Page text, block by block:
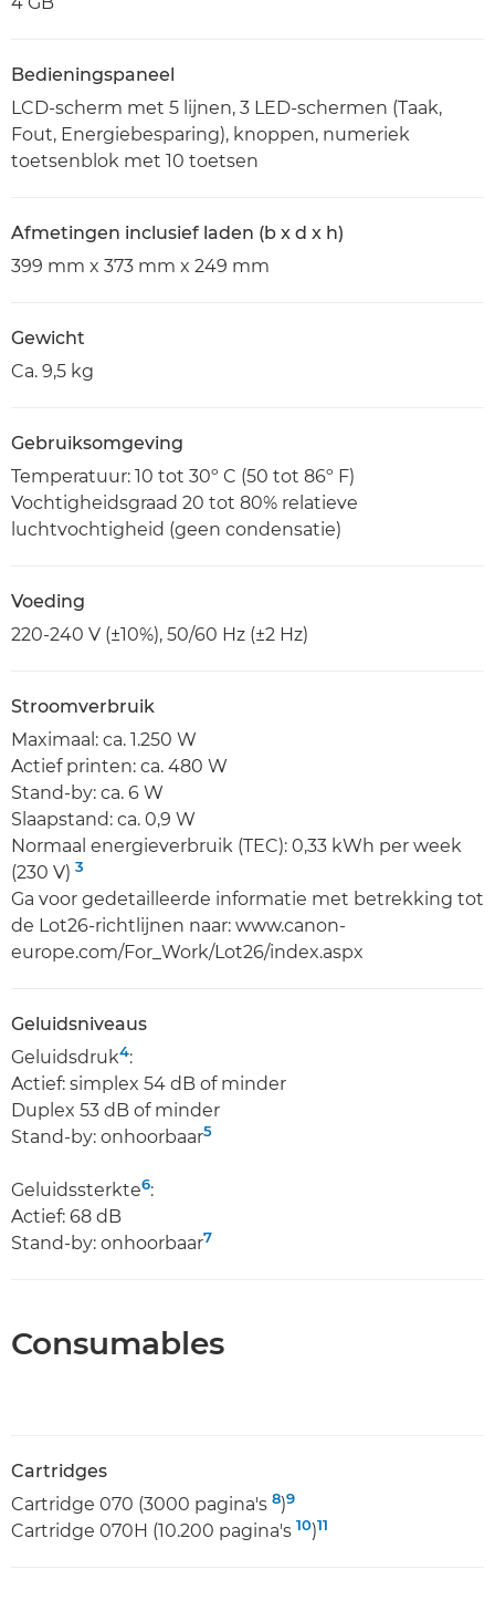
Bedieningspaneel
LCD-scherm met 5 lijnen, 3 LED-schermen (Taak,
Fout, Energiebesparing), knoppen, numeriek
toetsenblok met 10 toetsen
Afmetingen inclusief laden (b x d x h)
399 mm x 373 mm x 249 mm
Gewicht
Ca. 9,5 kg
Gebruiksomgeving
Temperatuur: 10 tot 30º C (50 tot 86º F)
Vochtigheidsgraad 20 tot 80% relatieve
luchtvochtigheid (geen condensatie)
Voeding
220-240 V (±10%), 50/60 Hz (±2 Hz)
Stroomverbruik
Maximaal: ca. 1.250 W
Actief printen: ca. 480 W
Stand-by: ca. 6 W
Slaapstand: ca. 0,9 W
Normaal energieverbruik (TEC): 0,33 kWh per week
(230 V) 3
Ga voor gedetailleerde informatie met betrekking tot
de Lot26-richtlijnen naar: www.canon-
europe.com/For_Work/Lot26/index.aspx
Geluidsniveaus
Geluidsdruk4:
Actief: simplex 54 dB of minder
Duplex 53 dB of minder
Stand-by: onhoorbaar5
Geluidssterkte6:
Actief: 68 dB
Stand-by: onhoorbaar7
Consumables
Cartridges
Cartridge 070 (3000 pagina's 8)9
Cartridge 070H (10.200 pagina's 10)11